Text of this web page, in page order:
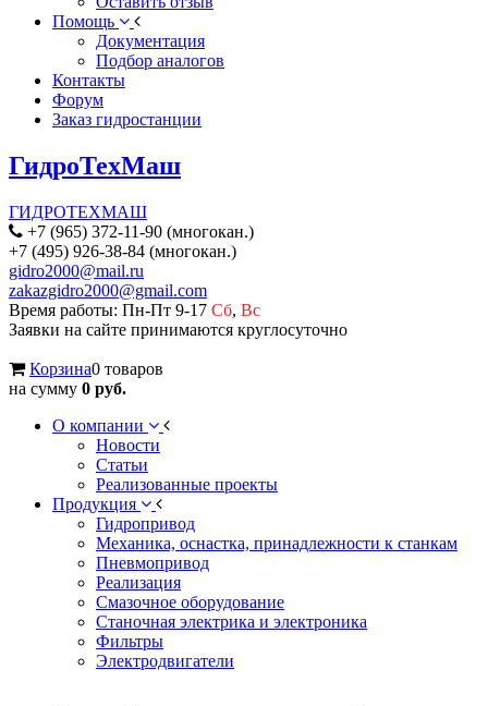
Помощь
Документация
Подбор аналогов
Контакты
Форум
Заказ гидростанции
ГидроТехМаш
ГИДРОТЕХМАШ
+7 (965) 372-11-90 (многокан.)
+7 (495) 926-38-84 (многокан.)
gidro2000@mail.ru
zakazgidro2000@gmail.com
Время работы: Пн-Пт 9-17 Сб, Вс
Заявки на сайте принимаются круглосуточно
Корзина0 товаров
на сумму 0 руб.
О компании
Новости
Статьи
Реализованные проекты
Продукция
Гидропривод
Механика, оснастка, принадлежности к станкам
Пневмопривод
Реализация
Смазочное оборудование
Станочная электрика и электроника
Фильтры
Электродвигатели